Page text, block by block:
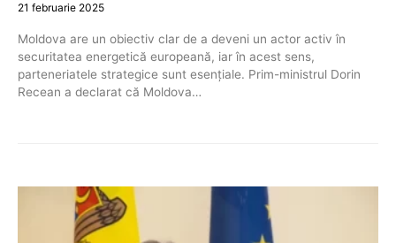
21 februarie 2025
Moldova are un obiectiv clar de a deveni un actor activ în
securitatea energetică europeană, iar în acest sens,
parteneriatele strategice sunt esențiale. Prim-ministrul Dorin
Recean a declarat că Moldova…